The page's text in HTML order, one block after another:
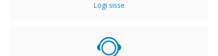
Logi sisse